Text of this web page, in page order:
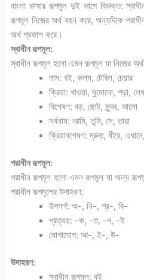
বাংলা ভাষার রূপমূল দুই ভাগে বিভক্ত:
রূপমূল নিজের অর্থ বহন করে, অন্যদিকে
অর্থ প্রকাশ করে।
স্বাধীন রূপমূল:
স্বাধীন রূপমূল হলো এমন রূপমূল যা নিজের
নাম: বই, কলম, টেবিল, চেয়ার
ক্রিয়া: খাওয়া, ঘুমোনো, পড়া,
বিশেষণ: বড়, ছোট, সুন্দর, ভালো
সর্বনাম: আমি, তুমি, সে, তারা
ক্রিয়াবশেষণ: দ্রুত, ধীরে,
পরাধীন রূপমূল:
পরাধীন রূপমূল হলো এমন রূপমূল যা অন্য
পরাধীন রূপমূলের উদাহরণ:
উপসর্গ: অ-, নি-, প্র-, বি-
প্রত্যয়: -ক, -ত, -ন, -ই
যোগাযোগ: আ-, ই-, উ-
উদাহরণ:
স্বাধীন রূপমূল: বই